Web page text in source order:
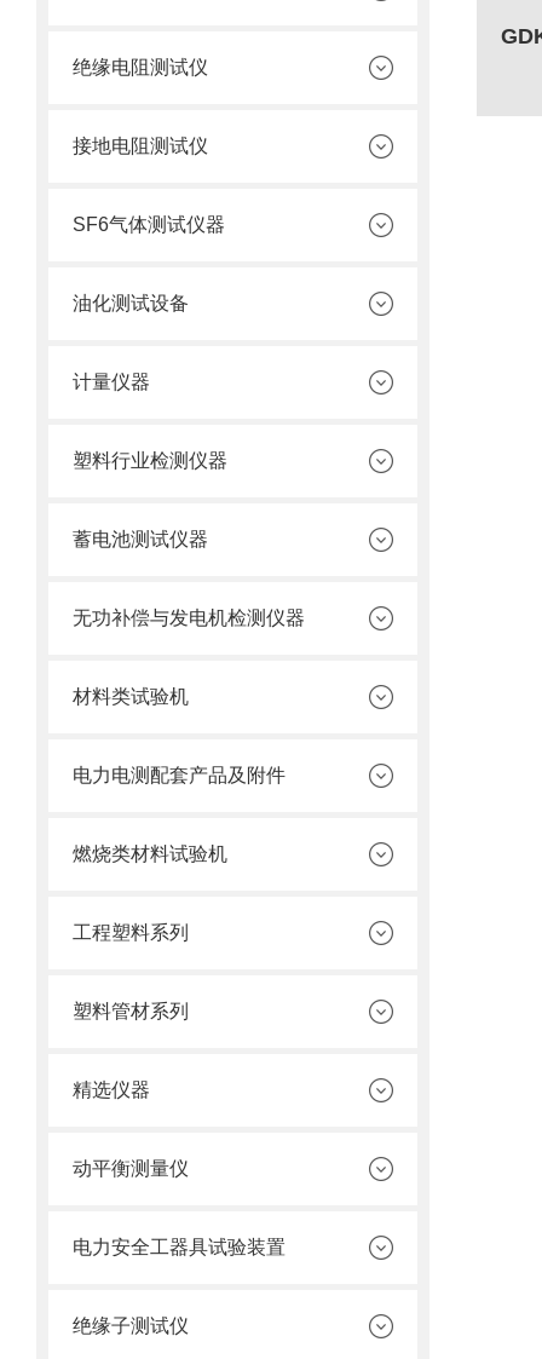
绝缘电阻测试仪
接地电阻测试仪
SF6气体测试仪器
油化测试设备
计量仪器
塑料行业检测仪器
蓄电池测试仪器
无功补偿与发电机检测仪器
材料类试验机
电力电测配套产品及附件
燃烧类材料试验机
工程塑料系列
塑料管材系列
精选仪器
动平衡测量仪
电力安全工器具试验装置
绝缘子测试仪